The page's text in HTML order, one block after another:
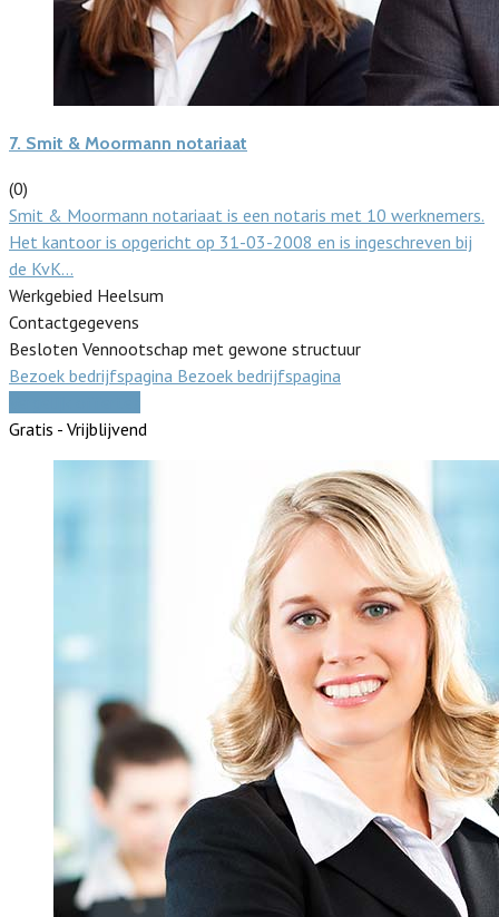
7. Smit & Moormann notariaat
(0)
Smit & Moormann notariaat is een notaris met 10 werknemers.
Het kantoor is opgericht op 31-03-2008 en is ingeschreven bij
de KvK…
Werkgebied Heelsum
Contactgegevens
Besloten Vennootschap met gewone structuur
Bezoek bedrijfspagina Bezoek bedrijfspagina
Gratis - Vrijblijvend